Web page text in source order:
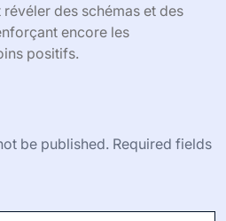
des schémas et des
encore les
positifs.
be published. Required fields